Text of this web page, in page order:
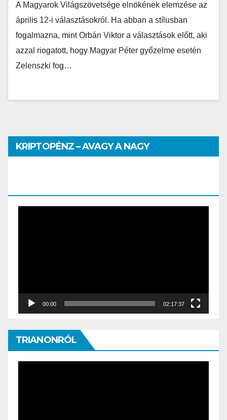
A Magyarok Világszövetsége elnökének elemzése az
április 12-i választásokról. Ha abban a stílusban
fogalmazna, mint Orbán Viktor a választások előtt, aki
azzal riogatott, hogy Magyar Péter győzelme esetén
Zelenszki fog…
KRIPTOPÉNZ – AVAGY A NAGY
00:00 02:17:37
TRIANONRÓL